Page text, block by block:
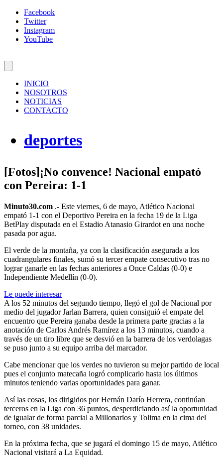
Facebook
Twitter
Instagram
YouTube
INICIO
NOSOTROS
NOTICIAS
CONTACTO
deportes
[Fotos]¡No convence! Nacional empató
con Pereira: 1-1
Minuto30.com .- Este viernes, 6 de mayo, Atlético Nacional
empató 1-1 con el Deportivo Pereira en la fecha 19 de la Liga
BetPlay disputada en el Estadio Atanasio Girardot en una noche
pasada por agua.
El verde de la montaña, ya con la clasificación asegurada a los
cuadrangulares finales, sumó su tercer empate consecutivo tras no
lograr ganarle en las fechas anteriores a Once Caldas (0-0) e
Independiente Medellín (0-0).
Le puede interesar
A los 52 minutos del segundo tiempo, llegó el gol de Nacional por
medio del jugador Jarlan Barrera, quien consiguió el empate del
encuentro que Pereira ganaba desde la primera parte gracias a la
anotación de Carlos Andrés Ramírez a los 13 minutos, cuando a
través de un tiro libre que se desvió en la barrera de los verdolagas
se puso junto a su equipo arriba del marcador.
Cabe mencionar que los verdes no tuvieron su mejor partido de local
pues el conjunto matecaña logró complicarlo hasta los últimos
minutos teniendo varias oportunidades para ganar.
Así las cosas, los dirigidos por Hernán Darío Herrera, continúan
terceros en la Liga con 36 puntos, desperdiciando así la oportunidad
de igualar de forma parcial a Millonarios y Tolima en la cima del
torneo, con 38 unidades.
En la próxima fecha, que se jugará el domingo 15 de mayo, Atlético
Nacional visitará a La Equidad.